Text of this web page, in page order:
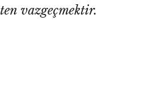
vazgeçmektir.